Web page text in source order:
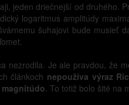
jeden driečnejší od druhého.
logaritmus amplitúdy
šuhajovi bude musieť
nezrodila. Je ale pravdou, že
článkoch nepoužíva výraz
. To totiž bolo šité na